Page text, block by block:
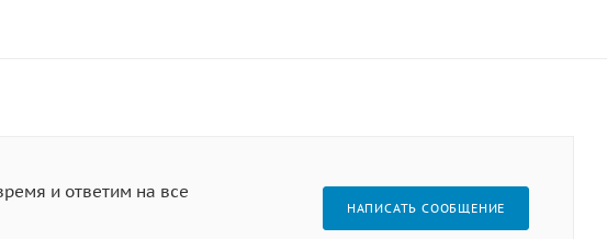
и ответим на все
НАПИСАТЬ СООБЩЕНИЕ